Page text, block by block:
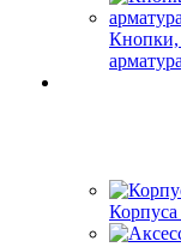
Кнопки,
арматура